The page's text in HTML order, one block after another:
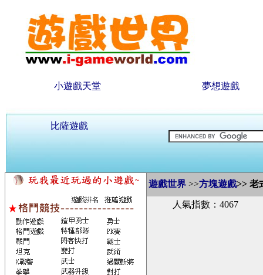
小遊戲天堂 夢想遊戲
比薩遊戲
遊戲世界 >>方塊遊戲>> 老
人氣指數：4067